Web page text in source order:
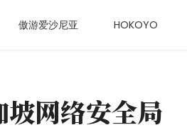
傲游爱沙尼亚 HOKOYO
网络安全局